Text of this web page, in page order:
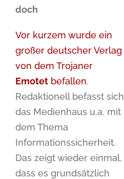
doch
Vor kurzem wurde ein
großer deutscher Verlag
von dem Trojaner
Emotet befallen.
Redaktionell befasst sich
das Medienhaus u.a. mit
dem Thema
Informationssicherheit.
Das zeigt wieder einmal,
dass es grundsätzlich